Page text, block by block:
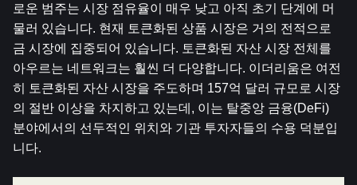
로운 범주는 시장 점유율이 매우 낮고 아직 초기 단계에 머
물러 있습니다. 현재 토큰화된 상품 시장은 거의 전적으로
금 시장에 집중되어 있습니다. 토큰화된 자산 시장 전체를
아우르는 네트워크는 훨씬 더 다양합니다. 이더리움은 여전
히 ​​토큰화된 자산 시장을 주도하며 157억 달러 규모로 시장
의 절반 이상을 차지하고 있는데, 이는 탈중앙 금융(DeFi)
분야에서의 선두적인 위치와 기관 투자자들의 수용 덕분입
니다.